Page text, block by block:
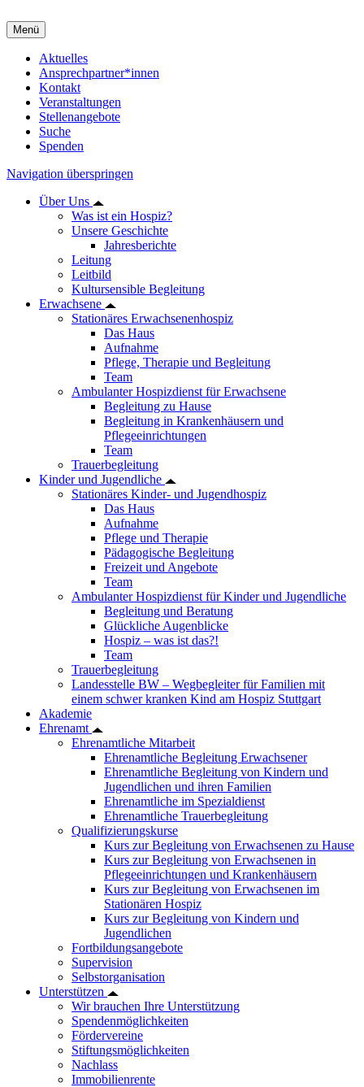
Menü
Aktuelles
Ansprechpartner*innen
Kontakt
Veranstaltungen
Stellenangebote
Suche
Spenden
Navigation überspringen
Über Uns
Was ist ein Hospiz?
Unsere Geschichte
Jahresberichte
Leitung
Leitbild
Kultursensible Begleitung
Erwachsene
Stationäres Erwachsenenhospiz
Das Haus
Aufnahme
Pflege, Therapie und Begleitung
Team
Ambulanter Hospizdienst für Erwachsene
Begleitung zu Hause
Begleitung in Krankenhäusern und
Pflegeeinrichtungen
Team
Trauerbegleitung
Kinder und Jugendliche
Stationäres Kinder- und Jugendhospiz
Das Haus
Aufnahme
Pflege und Therapie
Pädagogische Begleitung
Freizeit und Angebote
Team
Ambulanter Hospizdienst für Kinder und Jugendliche
Begleitung und Beratung
Glückliche Augenblicke
Hospiz – was ist das?!
Team
Trauerbegleitung
Landesstelle BW – Wegbegleiter für Familien mit
einem schwer kranken Kind am Hospiz Stuttgart
Akademie
Ehrenamt
Ehrenamtliche Mitarbeit
Ehrenamtliche Begleitung Erwachsener
Ehrenamtliche Begleitung von Kindern und
Jugendlichen und ihren Familien
Ehrenamtliche im Spezialdienst
Ehrenamtliche Trauerbegleitung
Qualifizierungskurse
Kurs zur Begleitung von Erwachsenen zu Hause
Kurs zur Begleitung von Erwachsenen in
Pflegeeinrichtungen und Krankenhäusern
Kurs zur Begleitung von Erwachsenen im
Stationären Hospiz
Kurs zur Begleitung von Kindern und
Jugendlichen
Fortbildungsangebote
Supervision
Selbstorganisation
Unterstützen
Wir brauchen Ihre Unterstützung
Spendenmöglichkeiten
Fördervereine
Stiftungsmöglichkeiten
Nachlass
Immobilienrente